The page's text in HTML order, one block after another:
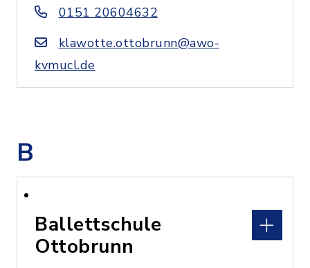
0151 20604632
klawotte.ottobrunn@awo-
kvmucl.de
B
Ballettschule
Ottobrunn